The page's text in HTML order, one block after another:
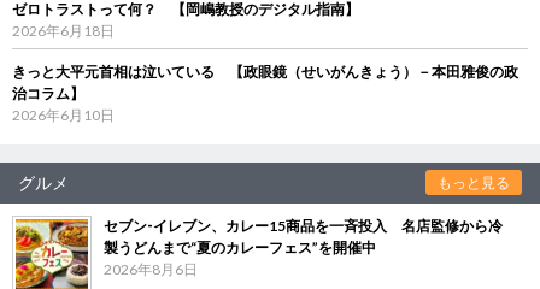
ゼロトラストって何？ 【岡嶋教授のデジタル指南】
2026年6月18日
きっと大平元首相は泣いている 【政眼鏡（せいがんきょう）－本田雅俊の政
治コラム】
2026年6月10日
グルメ もっと見る
セブン‐イレブン、カレー15商品を一斉投入 名店監修から冷
製うどんまで“夏のカレーフェス”を開催中
2026年8月6日